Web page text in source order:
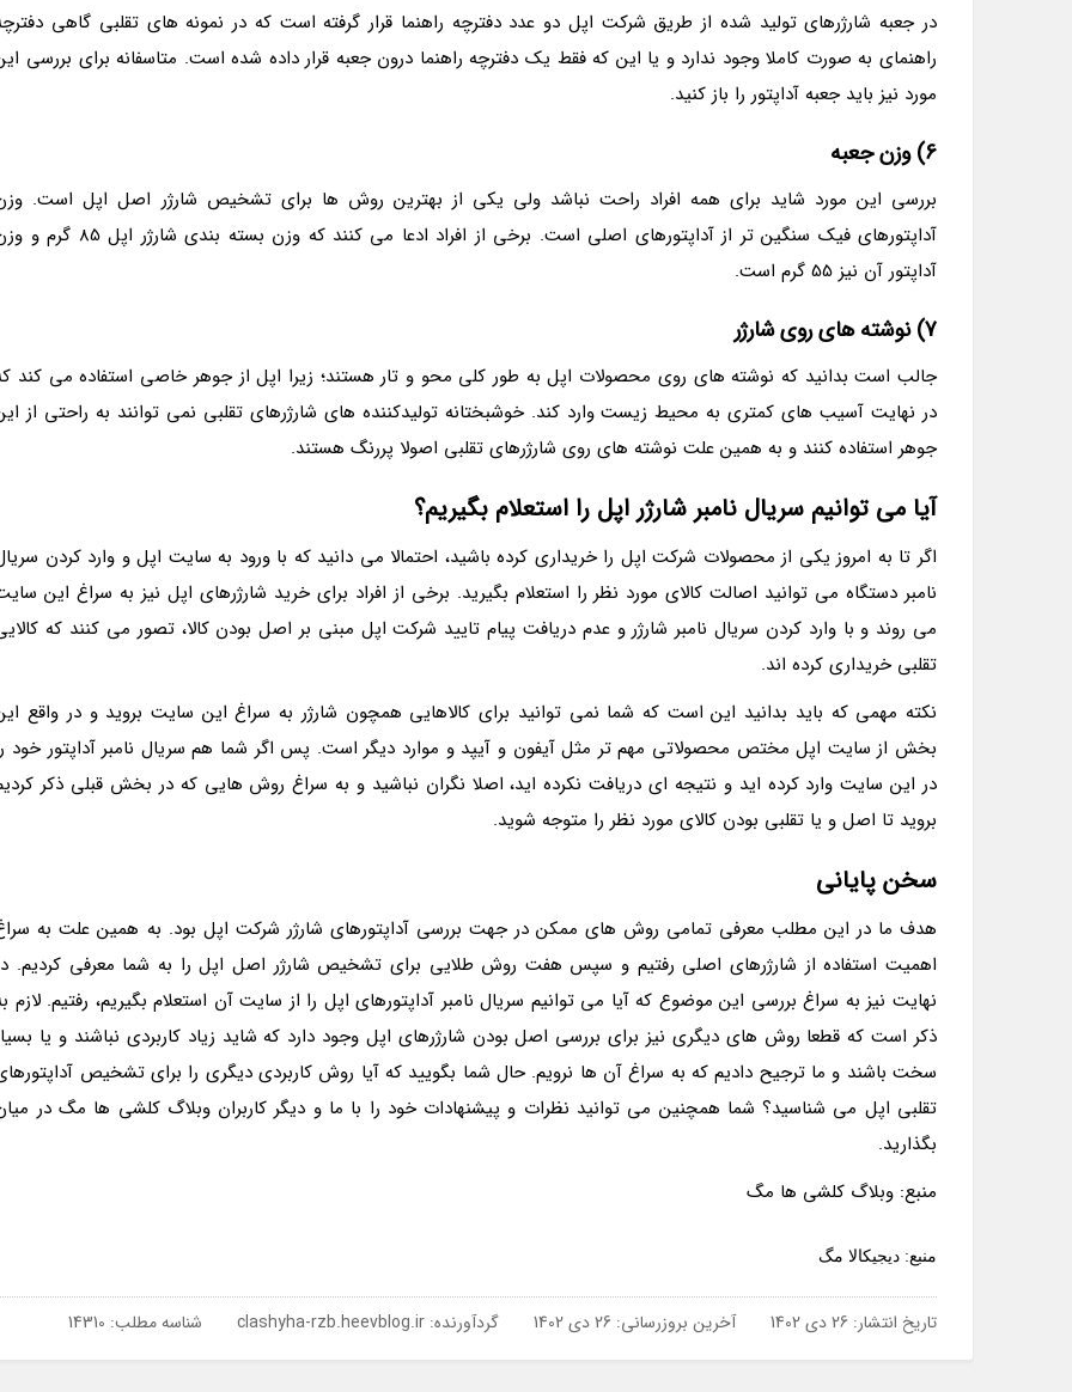
در جعبه شارژرهای تولید شده از طریق شرکت اپل دو عدد دفترچه راهنما قرار گرفته است که در نمونه های تقلبی گاهی
راهنمای به صورت کاملا وجود ندارد و یا این که فقط یک دفترچه راهنما درون جعبه قرار داده شده است. متاسفانه برای بررسی
مورد نیز باید جعبه آداپتور را باز کنید.
6) وزن جعبه
بررسی این مورد شاید برای همه افراد راحت نباشد ولی یکی از بهترین روش­ ها برای تشخیص شارژر اصل اپل است.
آداپتورهای فیک سنگین تر از آداپتورهای اصلی است. برخی از افراد ادعا می کنند که وزن بسته بندی شارژر
آداپتور آن نیز 55 گرم است.
7) نوشته های روی شارژر
جالب است بدانید که نوشته­ های روی محصولات اپل به طور کلی محو و تار هستند؛ زیرا اپل از جوهر خاصی استفاده می­ کند
در نهایت آسیب های کمتری به محیط زیست وارد کند. خوشبختانه تولیدکننده های شارژرهای تقلبی نمی توانند به راحتی از
جوهر استفاده کنند و به همین علت نوشته های روی شارژرهای تقلبی اصولا پررنگ هستند.
آیا می توانیم سریال نامبر شارژر اپل را استعلام بگیریم؟
اگر تا به امروز یکی از محصولات شرکت اپل را خریداری کرده باشید، احتمالا می دانید که با ورود به سایت اپل و وارد کردن
نامبر دستگاه می توانید اصالت کالای مورد نظر را استعلام بگیرید. برخی از افراد برای خرید شارژرهای اپل نیز به سراغ این
می روند و با وارد کردن سریال نامبر شارژر و عدم دریافت پیام تایید شرکت اپل مبنی بر اصل بودن کالا، تصور می کنند که
تقلبی خریداری کرده اند.
نکته مهمی که باید بدانید این است که شما نمی توانید برای کالاهایی همچون شارژر به سراغ این سایت بروید و در واقع
بخش از سایت اپل مختص محصولاتی مهم تر مثل آیفون و آیپد و موارد دیگر است. پس اگر شما هم سریال نامبر آداپتور خود
در این سایت وارد کرده اید و نتیجه ای دریافت نکرده اید، اصلا نگران نباشید و به سراغ روش هایی که در بخش قبلی ذکر
بروید تا اصل و یا تقلبی بودن کالای مورد نظر را متوجه شوید.
سخن پایانی
هدف ما در این مطلب معرفی تمامی روش های ممکن در جهت بررسی آداپتورهای شارژر شرکت اپل بود. به همین علت به
اهمیت استفاده از شارژرهای اصلی رفتیم و سپس هفت روش طلایی برای تشخیص شارژر اصل اپل را به شما معرفی کردیم.
نهایت نیز به سراغ بررسی این موضوع که آیا می توانیم سریال نامبر آداپتورهای اپل را از سایت آن استعلام بگیریم، رفتیم. لازم
ذکر است که قطعا روش های دیگری نیز برای بررسی اصل بودن شارژرهای اپل وجود دارد که شاید زیاد کاربردی نباشند و یا
سخت باشند و ما ترجیح دادیم که به سراغ آن ها نرویم. حال شما بگویید که آیا روش کاربردی دیگری را برای تشخیص
تقلبی اپل می شناسید؟ شما همچنین می توانید نظرات و پیشنهادات خود را با ما و دیگر کاربران وبلاگ کلشی ها مگ در
بگذارید.
منبع: وبلاگ کلشی ها مگ
منبع: دیجیکالا مگ
تاریخ انتشار: 26 دی 1402 آخرین بروزرسانی: 26 دی 1402 گردآورنده: clashyha-rzb.heevblog.ir شناسه مطلب: 14310